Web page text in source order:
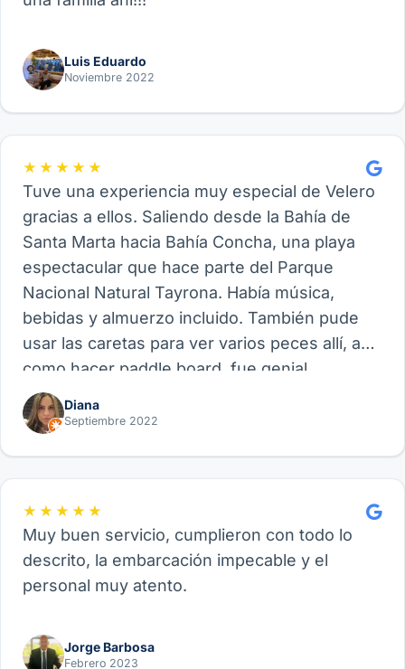
Luis Eduardo
Noviembre 2022
★★★★★
Tuve una experiencia muy especial de Velero
gracias a ellos. Saliendo desde la Bahía de
Santa Marta hacia Bahía Concha, una playa
espectacular que hace parte del Parque
Nacional Natural Tayrona. Había música,
bebidas y almuerzo incluido. También pude
usar las caretas para ver varios peces allí, así
como hacer paddle board, fue genial.
Recomiendo este proveedor y su experiencia
de Velero, funcional para amigos, parejas o
Diana
Septiembre 2022
★★★★★
Muy buen servicio, cumplieron con todo lo
descrito, la embarcación impecable y el
personal muy atento.
Jorge Barbosa
Febrero 2023